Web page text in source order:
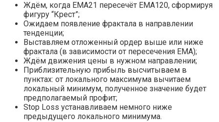
Ждём, когда ЕМА21 пересечёт ЕМА120, сформируя
фигуру “Крест”;
Ожидаем появление фрактала в направлении
тенденции;
Выставляем отложенный ордер выше или ниже
фрактала (в зависимости от пересечения ЕМА);
Ждём движения цены в нужном направлении;
Приблизительную прибыль высчитываем в
пунктах: от локального максимума вычитаем
локальный минимум, полученное значение будет
предполагаемый профит;
Stop Loss устанавливаем немного ниже
предыдущего локального минимума.